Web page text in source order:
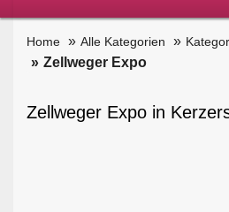
Home Alle Kategorien
Zellweger Expo
Zellweger Expo in